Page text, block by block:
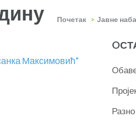
Почетак > Јавне
Максимовић“
Разно